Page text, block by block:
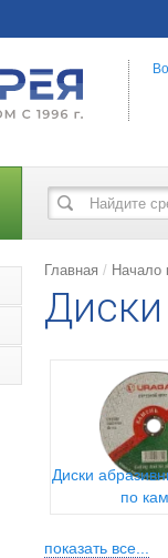
Главная Начало
Диски
по
показать все...